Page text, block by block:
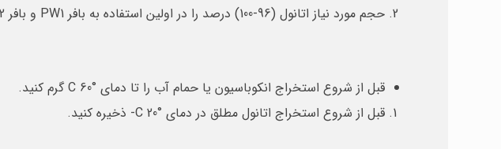
حجم مورد نیاز اتانول (96-100) درصد را در اولین استفاده به بافر PW1 و بافر PW2 اضافه کنید.
قبل از شروع استخراج انکوباسیون یا حمام آب را تا دمای °C 60 گرم کنید.
قبل از شروع استخراج اتانول مطلق در دمای °C 20- ذخیره کنید.